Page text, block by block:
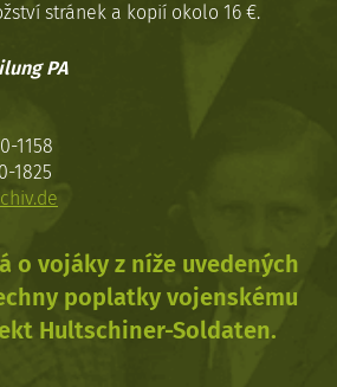
stránek a kopií okolo 16 €.
PA
1158
1825
o vojáky z níže uvedených
poplatky vojenskému
Hultschiner-Soldaten.